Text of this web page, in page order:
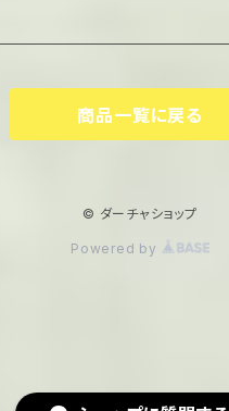
商品一覧に戻る
© ダーチャショップ
Powered by